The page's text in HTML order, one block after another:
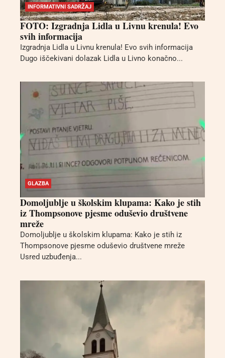
INFORMATIVNI SADRŽAJ
FOTO: Izgradnja Lidla u Livnu krenula! Evo
svih informacija
Izgradnja Lidla u Livnu krenula! Evo svih informacija
Dugo iščekivani dolazak Lidla u Livno konačno...
GLAZBA
Domoljublje u školskim klupama: Kako je stih
iz Thompsonove pjesme oduševio društvene
mreže
Domoljublje u školskim klupama: Kako je stih iz
Thompsonove pjesme oduševio društvene mreže
Usred uzbuđenja...